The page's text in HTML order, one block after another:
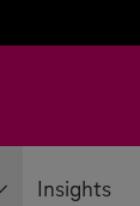
Insights